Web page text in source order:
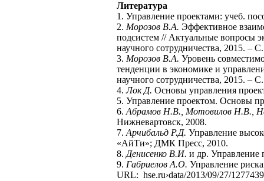
Литература
1. Управление проектами: учеб.
2. Морозов В.А. Эффективное
подсистем // Актуальные вопросы
научного сотрудничества, 2015. –
3. Морозов В.А. Уровень
тенденции в экономике и
научного сотрудничества, 2015. –
4.Лок Д. Основы управления
5. Управление проектом. Основы
6.Абрамов Н.В., Мотовилов Н.В.,
Нижневартовск, 2008.
7.Арчибальд Р.Д. Управление
«АйТи»; ДМК Пресс, 2010.
8.Денисенко В.И. и др. Управление
9. Габриелов А.О. Управление
URL: hse.ru›data/2013/09/27/